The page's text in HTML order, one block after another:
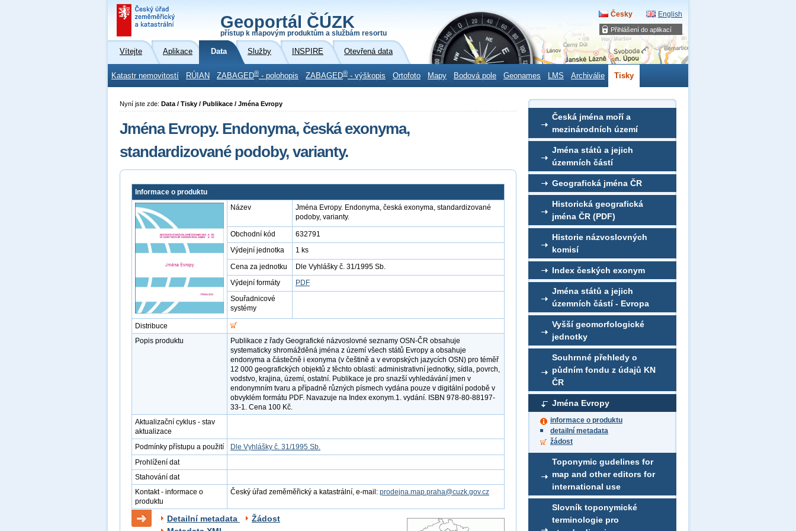
Přihlášení do aplikací
Geoportál ČÚZK
přístup k mapovým produktům a službám resortu
Česky English
Vítejte Aplikace Data Služby INSPIRE Otevřená data
Katastr nemovitostí RÚIAN ZABAGED® - polohopis ZABAGED® - výškopis Ortofoto Mapy Bodová pole Geonames LMS Archiválie Tisky
Česká jména moří a
mezinárodních území
Jména států a jejich
územních částí
Geografická jména ČR
Historická geografická
jména ČR (PDF)
Historie názvoslovných
komisí
Index českých exonym
Jména států a jejich
územních částí - Evropa
Vyšší geomorfologické
jednotky
Souhrnné přehledy o
půdním fondu z údajů KN
ČR
Jména Evropy
informace o produktu
detailní metadata
žádost
Toponymic gudelines for
map and other editors for
international use
Slovník toponymické
terminologie pro
Nyní jste zde: Data / Tisky / Publikace / Jména Evropy
Jména Evropy. Endonyma, česká exonyma,
standardizované podoby, varianty.
Informace o produktu
Název
Jména Evropy. Endonyma, česká exonyma, standardizované
podoby, varianty.
Obchodní kód
632791
Výdejní jednotka
1 ks
Cena za jednotku
Dle Vyhlášky č. 31/1995 Sb.
Výdejní formáty
PDF
Souřadnicové
systémy
Distribuce
Popis produktu
Publikace z řady Geografické názvoslovné seznamy OSN-ČR obsahuje
systematicky shromážděná jména z území všech států Evropy a obsahuje
endonyma a částečně i exonyma (v češtině a v evropských jazycích OSN) pro téměř
12 000 geografických objektů z těchto oblastí: administrativní jednotky, sídla, povrch,
vodstvo, krajina, území, ostatní. Publikace je pro snazší vyhledávání jmen v
endonymním tvaru a případně různých písmech vydána pouze v digitální podobě v
obvyklém formátu PDF. Navazuje na Index exonym.1. vydání. ISBN 978-80-88197-
33-1. Cena 100 Kč.
Aktualizační cyklus - stav
aktualizace
Podmínky přístupu a použití
Dle Vyhlášky č. 31/1995 Sb.
Prohlížení dat
Stahování dat
Kontakt - informace o
produktu
Český úřad zeměměřický a katastrální, e-mail: prodejna.map.praha@cuzk.gov.cz
Detailní metadata
Žádost